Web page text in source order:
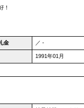
！
金 ／ -
1991年01月